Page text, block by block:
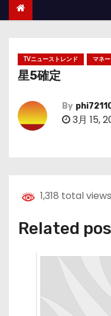
TVニューストレンド マネ
星5確定
By
3月 15,
1,318 total
Related